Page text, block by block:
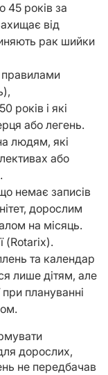
45 років за
від
рак шийки
правилами
років і які
або легень.
людям, які
або
немає записів
дорослим
на місяць.
(Rotarix).
та календар
лише дітям, але
плануванні
дорослих,
не передбачав